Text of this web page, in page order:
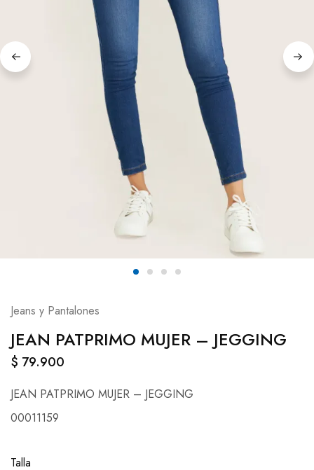
Jeans y Pantalones
JEAN PATPRIMO MUJER – JEGGING
$ 79.900
JEAN PATPRIMO MUJER – JEGGING
00011159
Talla